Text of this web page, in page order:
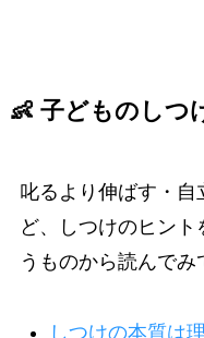
👶 子どものしつ
叱るより伸ばす・
ど、しつけのヒン
うものから読んでみ
しつけの本質は